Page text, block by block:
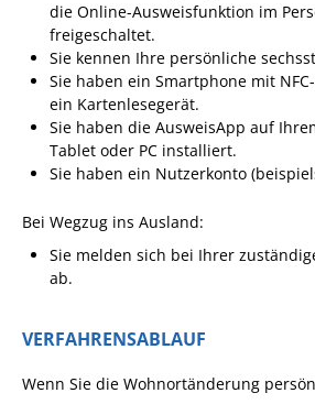
Online-
Lebenslagen
Leistungen -
Formulare
die Online-Ausweisfunktion im
freigeschaltet.
Sie kennen Ihre persönliche
Sie haben ein Smartphone mit
ein Kartenlesegerät.
Sie haben die AusweisApp auf
Tablet oder PC installiert.
Sie haben ein Nutzerkonto
Bei Wegzug ins Ausland:
Sie melden sich bei Ihrer
ab.
VERFAHRENSABLAUF
Wenn Sie die Wohnortänderung